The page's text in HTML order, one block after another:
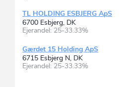
TL HOLDING ESBJERG ApS
6700 Esbjerg, DK
Ejerandel: 25-33.33%
Gærdet 15 Holding ApS
6715 Esbjerg N, DK
Ejerandel: 25-33.33%